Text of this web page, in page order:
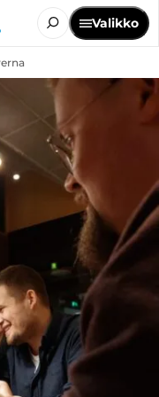
Valikko